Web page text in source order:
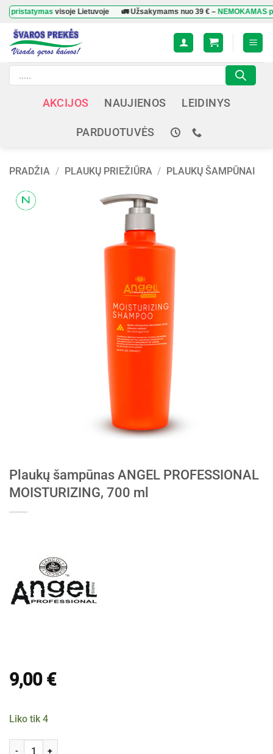
Skip
content
visoje Lietuvoje 🚛 Užsakymams nuo39 €–NEMOKAMAS
Products
search
AKCIJOS NAUJIENOS LEIDINYS
PARDUOTUVĖS
PRADŽIA / PLAUKŲ PRIEŽIŪRA / PLAUKŲ ŠAMPŪNAI
Plaukų šampūnas ANGEL PROFESSIONAL
MOISTURIZING, 700 ml
9,00 €
Liko tik 4
produkto kiekis: Plaukų šampūnas ANGEL PROFESSIONAL